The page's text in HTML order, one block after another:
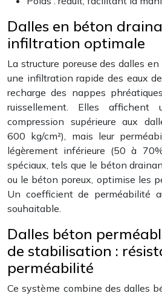
Dalles en béton
infiltration optimale
La structure poreuse des dalles
une infiltration rapide des eaux
recharge des nappes
ruissellement. Elles
compression supérieure aux
600 kg/cm²), mais leur
légèrement inférieure (50 à
spéciaux, tels que le béton
ou le béton poreux, optimise les
Un coefficient de perméabilité
souhaitable.
Dalles béton
de stabilisation :
perméabilité
Ce système combine des dalles